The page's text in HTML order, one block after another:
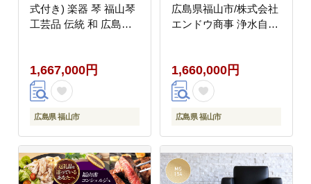
式付き) 楽器 琴 福山琴
工芸品 伝統 和 広島県
1,667,000円
広島県 福山市
広島県福山市/株式会社
エンドウ商事 浄水自転
[BAGX001]
1,660,000円
広島県 福山市